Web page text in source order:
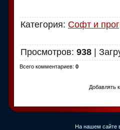
Категория: Софт и
Просмотров: 938 |
Всего комментариев: 0
Добавлять
На нашем сайте